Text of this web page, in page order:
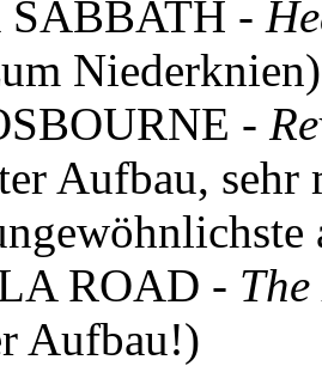
-
Niederknien)
-
Aufbau,
ROAD -
Aufbau!)